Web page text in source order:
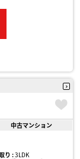
中古マンション
り :3LDK